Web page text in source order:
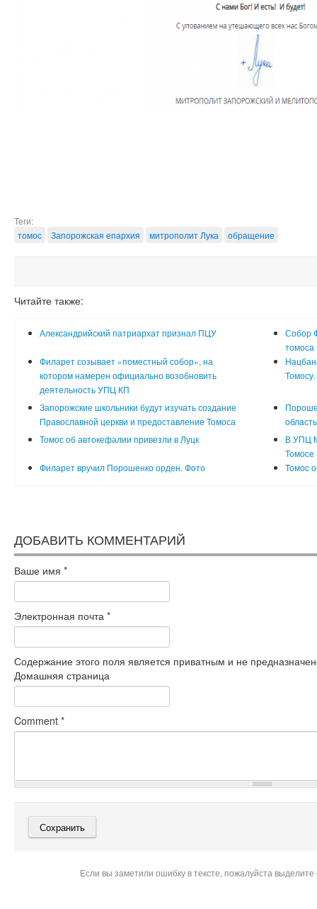
Теги:
томос
Запорожская епархия митрополит Лука обращение
Читайте также:
Александрийский патриархат признал ПЦУ
Собор
томоса
Филарет созывает «поместный собор», на
котором намерен официально возобновить
деятельность УПЦ КП
Запорожские школьники будут изучать создание
Православной церкви и предоставление Томоса
Томос об автокефалии привезли в Луцк
В УПЦ
Томосе
Филарет вручил Порошенко орден. Фото
Томос
ДОБАВИТЬ КОММЕНТАРИЙ
Ваше имя *
Электронная почта *
Содержание этого поля является приватным и не
Домашняя страница
Comment *
Если вы заметили ошибку в тексте, пожалуйста